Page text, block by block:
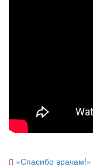
«Спасибо врачам!»